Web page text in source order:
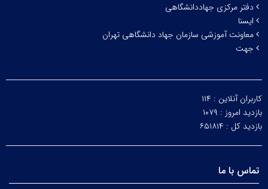
دفتر مرکزی جهاددانشگاهی
ایسنا
معاونت آموزشی سازمان جهاد دانشگاهی تهران
جهت
کاربران آنلاین : ۱۱۴
بازدید امروز : ۱۰۷۹
بازدید کل : ۶۵۱۸۱۴
تماس با ما